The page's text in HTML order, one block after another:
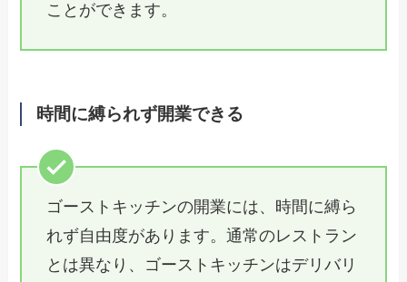
ことができます。
時間に縛られず開業できる
ゴーストキッチンの開業には、時間に縛ら
れず自由度があります。通常のレストラン
とは異なり、ゴーストキッチンはデリバリ